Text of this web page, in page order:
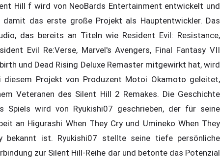
Hill f wird von NeoBards Entertainment entwickelt und
das erste große Projekt als Hauptentwickler. Das
das bereits an Titeln wie Resident Evil: Resistance,
Evil Re:Verse, Marvel's Avengers, Final Fantasy VII
und Dead Rising Deluxe Remaster mitgewirkt hat, wird
diesem Projekt von Produzent Motoi Okamoto geleitet,
Veteranen des Silent Hill 2 Remakes. Die Geschichte
Spiels wird von Ryukishi07 geschrieben, der für seine
an Higurashi When They Cry und Umineko When They
bekannt ist. Ryukishi07 stellte seine tiefe persönliche
zur Silent Hill-Reihe dar und betonte das Potenzial